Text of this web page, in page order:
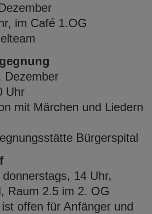
im Café 1.OG
Dezember
Uhr
mit Märchen und Liedern
Bürgerspital
14 Uhr,
Raum 2.5 im 2. OG
offen für Anfänger und